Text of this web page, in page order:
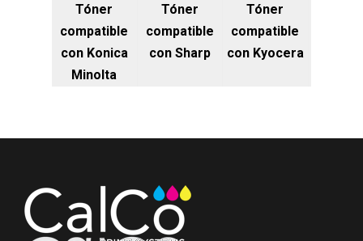
Tóner
compatible
con Konica
Minolta
Tóner
compatible
con Sharp
Tóner
compatible
con Kyocera